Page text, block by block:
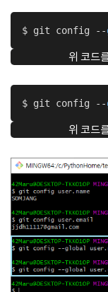
$ git config --
위 코드
$ git config --
위 코드